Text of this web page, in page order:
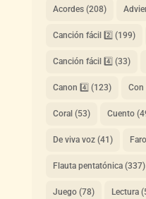
Acordes(208)
Canción fácil 2️⃣ (199)
Canción fácil 4️⃣ (33)
Canon 4️⃣ (123) Con
Coral (53) Cuento
De viva voz(41) Farol
Flauta pentatónica(337)
Juego(78) Lectura